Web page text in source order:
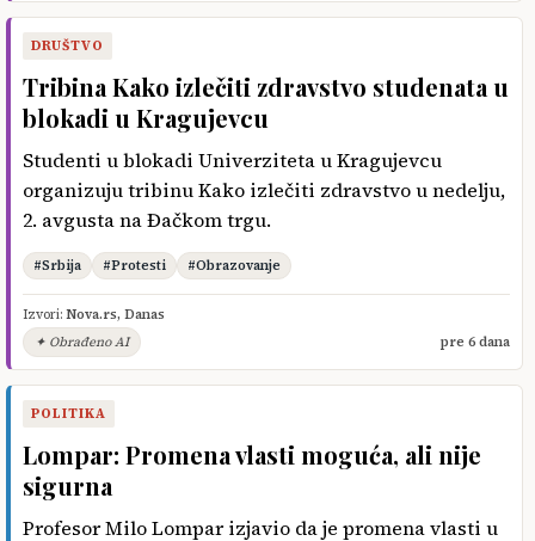
DRUŠTVO
Tribina Kako izlečiti zdravstvo studenata u
blokadi u Kragujevcu
Studenti u blokadi Univerziteta u Kragujevcu
organizuju tribinu Kako izlečiti zdravstvo u nedelju,
2. avgusta na Đačkom trgu.
#Srbija #Protesti #Obrazovanje
Izvori: Nova.rs, Danas
✦ Obrađeno AI
pre 6 dana
POLITIKA
Lompar: Promena vlasti moguća, ali nije
sigurna
Profesor Milo Lompar izjavio da je promena vlasti u